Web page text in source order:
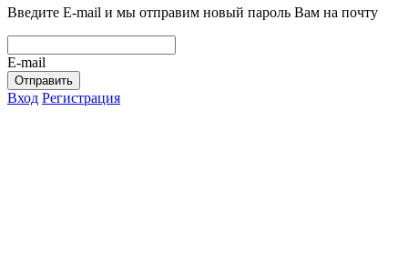
Введите E-mail и мы отправим новый пароль Вам на почту
E-mail
Отправить
Вход Регистрация